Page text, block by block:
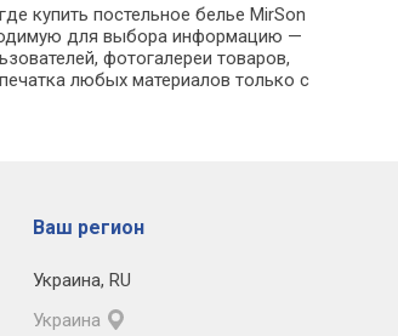
купить постельное белье MirSon
для выбора информацию —
фотогалереи товаров,
любых материалов только с
Ваш регион
Украина, RU
Украина